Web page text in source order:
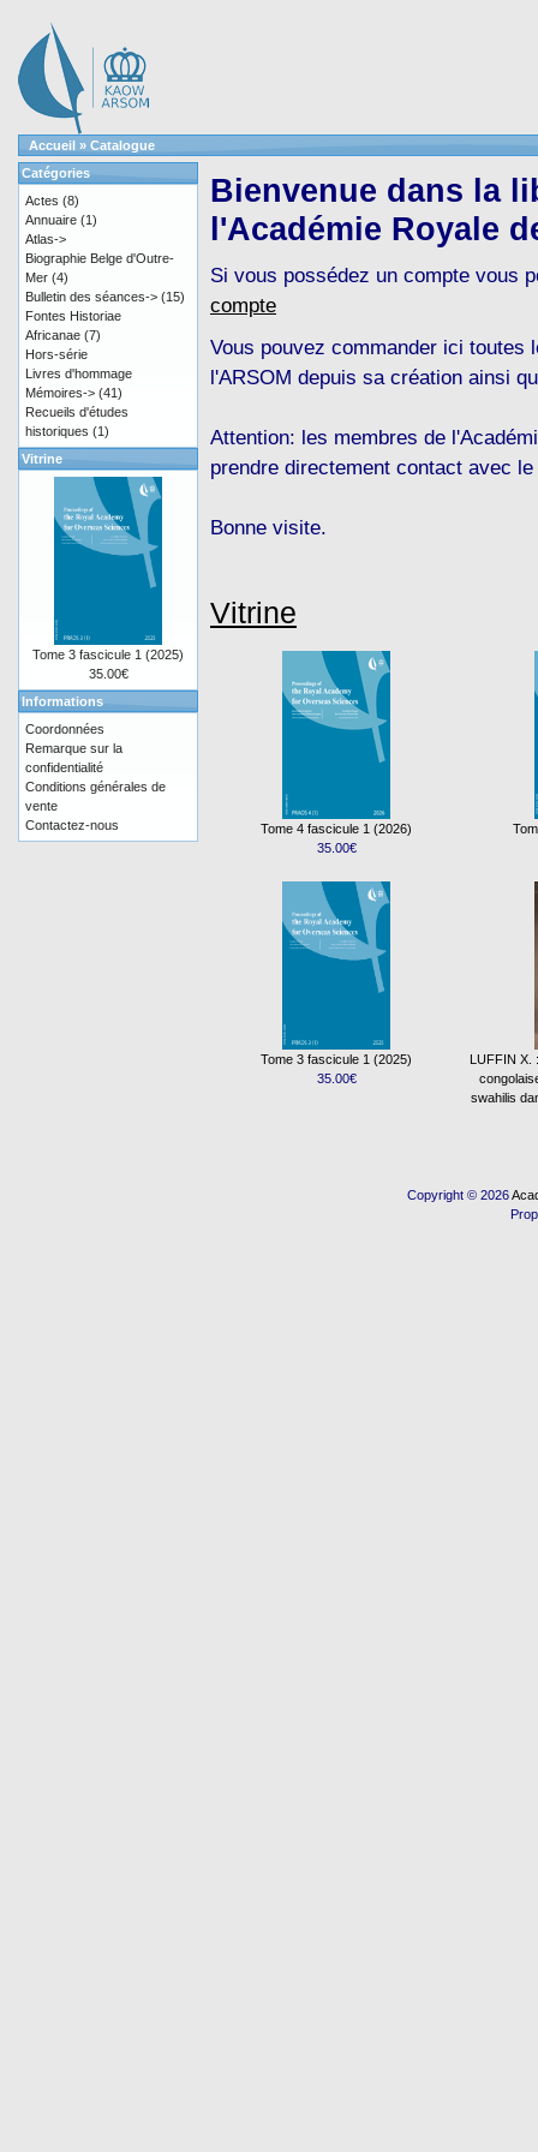
Accueil » Catalogue
Bienvenue dans la
l'Académie Royale
Si vous possédez un compte vous
compte
Vous pouvez commander ici toutes
l'ARSOM depuis sa création ainsi
Attention: les membres de
prendre directement contact avec
Bonne visite.
Vitrine
Tome 4 fascicule 1 (2026)
35.00€
Tome 3 fascicule 1 (2025)
35.00€
LUFFIN X.
swahilis
Catégories
Actes (8)
Annuaire (1)
Atlas->
Biographie Belge d'Outre-
Mer (4)
Bulletin des séances-> (15)
Fontes Historiae
Africanae (7)
Hors-série
Livres d'hommage
Mémoires-> (41)
Recueils d'études
historiques (1)
Vitrine
Tome 3 fascicule 1 (2025)
35.00€
Informations
Coordonnées
Remarque sur la
confidentialité
Conditions générales de
vente
Contactez-nous
Copyright © 2026